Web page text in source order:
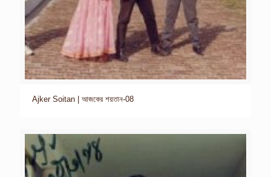
Ajker Soitan | আজকের শয়তান-08